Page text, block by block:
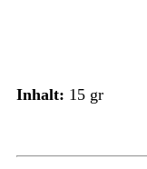
Inhalt: 15 gr